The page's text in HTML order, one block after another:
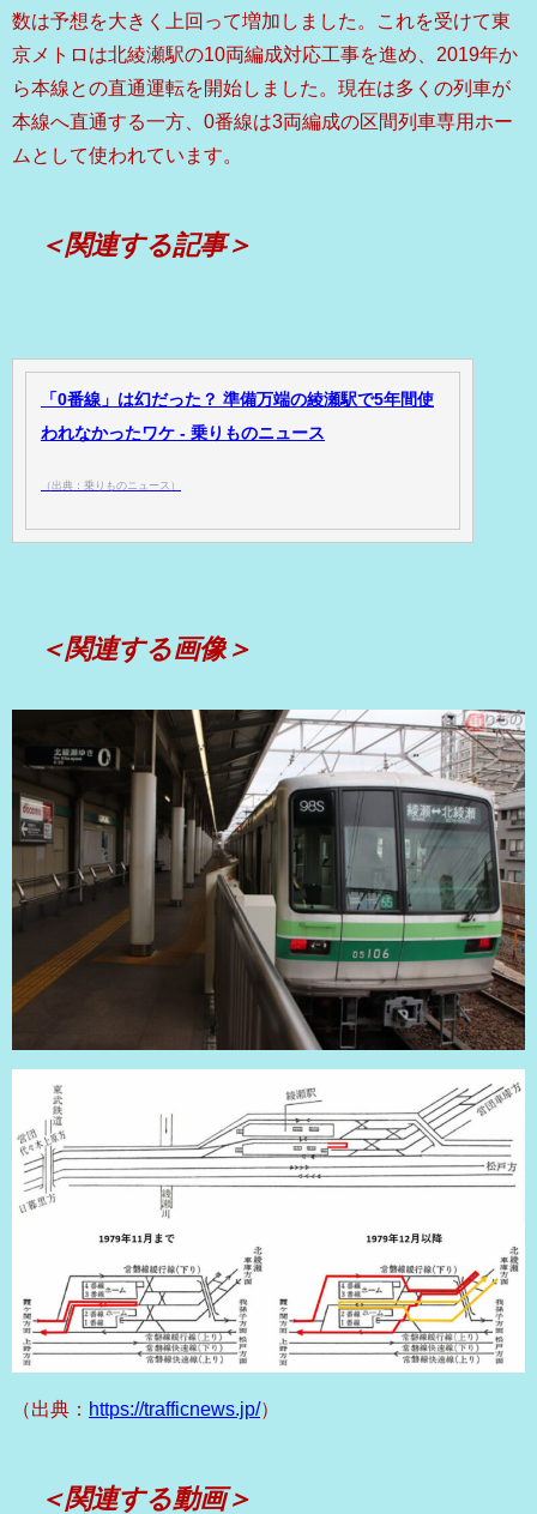
数は予想を大きく上回って増加しました。これを受けて東
京メトロは北綾瀬駅の10両編成対応工事を進め、2019年か
ら本線との直通運転を開始しました。現在は多くの列車が
本線へ直通する一方、0番線は3両編成の区間列車専用ホー
ムとして使われています。
＜関連する記事＞
「0番線」は幻だった？ 準備万端の綾瀬駅で5年間使
われなかったワケ - 乗りものニュース
（出典：乗りものニュース）
＜関連する画像＞
（出典： https://trafficnews.jp/）
＜関連する動画＞